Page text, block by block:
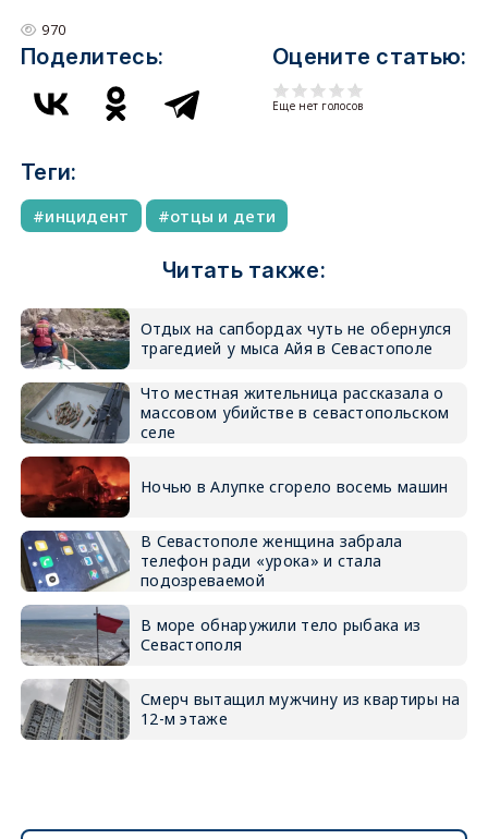
970
Поделитесь: Оцените статью:
Еще нет голосов
Теги:
инцидент отцы и дети
Читать также:
Отдых на сапбордах чуть не обернулся
трагедией у мыса Айя в Севастополе
Что местная жительница рассказала о
массовом убийстве в севастопольском
селе
Ночью в Алупке сгорело восемь машин
В Севастополе женщина забрала
телефон ради «урока» и стала
подозреваемой
В море обнаружили тело рыбака из
Севастополя
Смерч вытащил мужчину из квартиры на
12-м этаже